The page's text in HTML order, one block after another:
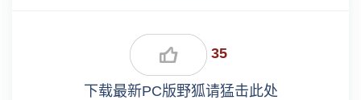
35
下载最新PC版野狐请猛击此处